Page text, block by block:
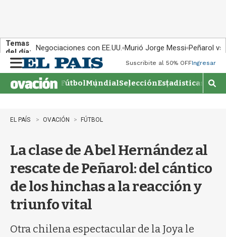
Temas
del día: Negociaciones con EE.UU. Murió Jorge Messi Peñarol
n
u
Suscribite al 50% OFFIngresar
FútbolMundialSelecciónEstadisticas
M
o
�
EL PAÍS OVACIÓN FÚTBOL
La clase de Abel Hernández al
rescate de Peñarol: del cántico
de los hinchas a la reacción y
triunfo vital
Otra chilena espectacular de la Joya le